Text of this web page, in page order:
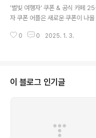
y.google.com/stor..
'별빛 여행자' 쿠폰 & 공식 카페 25-01-05
자 쿠폰 어플은 새로운 쿠폰이 나올 때
으러 블로그나 카페를 돌아다니지 마세요. 별빛 여행자 쿠폰 어플
apps/det..
0 0 2025. 1. 3.
이 블로그 인기글